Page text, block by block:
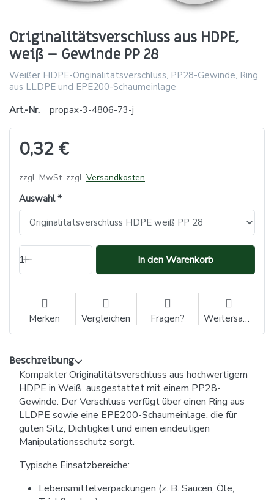
Originalitätsverschluss aus HDPE,
weiß – Gewinde PP 28
Weißer HDPE-Originalitätsverschluss, PP28-Gewinde, Ring
aus LLDPE und EPE200-Schaumeinlage
Art.-Nr.
propax-3-4806-73-j
0,32 €
zzgl. MwSt. zzgl. Versandkosten
Auswahl
1 In den Warenkorb
Merken Vergleichen Fragen? Weitersagen
Beschreibung
Kompakter Originalitätsverschluss aus hochwertigem
HDPE in Weiß, ausgestattet mit einem PP28-
Gewinde. Der Verschluss verfügt über einen Ring aus
LLDPE sowie eine EPE200-Schaumeinlage, die für
guten Sitz, Dichtigkeit und einen eindeutigen
Manipulationsschutz sorgt.
Typische Einsatzbereiche:
Lebensmittelverpackungen (z. B. Saucen, Öle,